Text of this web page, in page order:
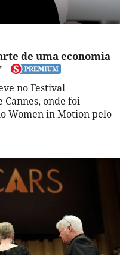
de uma economia
no Festival
onde foi
Women in Motion pelo